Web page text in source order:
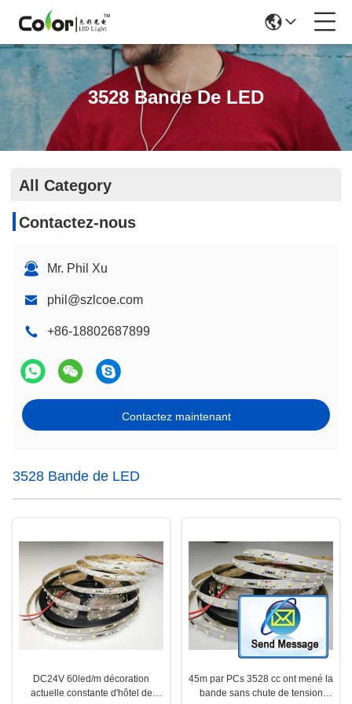
3528 Bande De LED
All Category
Contactez-nous
Mr. Phil Xu
phil@szlcoe.com
+86-18802687899
Contactez maintenant
3528 Bande de LED
DC24V 60led/m décoration
actuelle constante d'hôtel de
45m par PCs 3528 cc ont mené la
bande sans chute de tension